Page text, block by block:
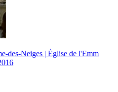
des-Neiges | Église de l'Emm